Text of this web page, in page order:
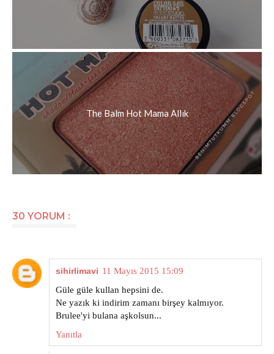
The Balm Hot Mama Allık
30 YORUM :
sihirlimavi 11 Mayıs 2015 15:09
Güle güle kullan hepsini de.
Ne yazık ki indirim zamanı birşey kalmıyor.
Brulee'yi bulana aşkolsun...
Yanıtla